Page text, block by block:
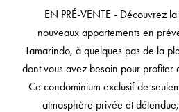
EN PRÉ-VENTE - Découvrez
nouveaux appartements en
Tamarindo, à quelques pas de la
dont vous avez besoin pour profiter
Ce condominium exclusif de
atmosphère privée et